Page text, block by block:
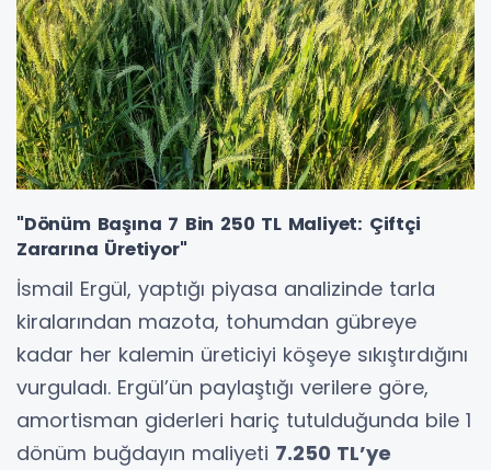
"Dönüm Başına 7 Bin 250 TL Maliyet: Çiftçi
Zararına Üretiyor"
İsmail Ergül, yaptığı piyasa analizinde tarla
kiralarından mazota, tohumdan gübreye
kadar her kalemin üreticiyi köşeye sıkıştırdığını
vurguladı. Ergül’ün paylaştığı verilere göre,
amortisman giderleri hariç tutulduğunda bile 1
dönüm buğdayın maliyeti 7.250 TL’ye